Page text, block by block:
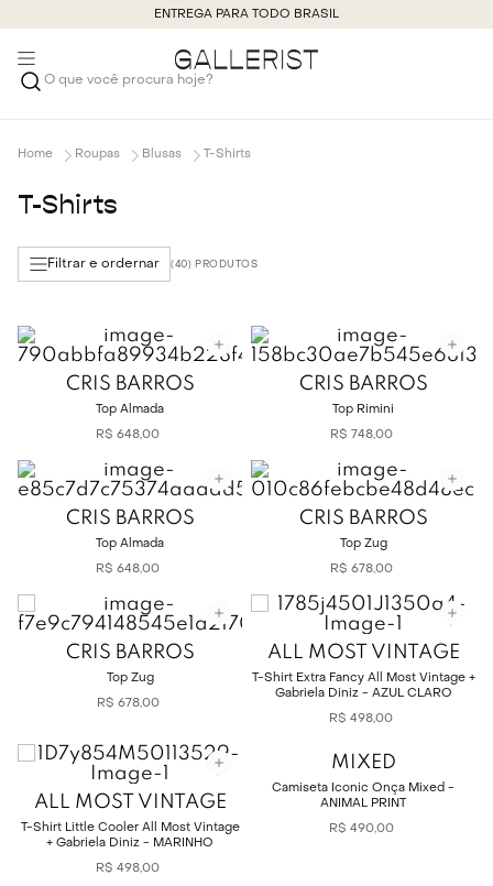
ENTREGA PARA TODO BRASIL
O que você procura hoje?
Roupas Blusas T-Shirts
T-Shirts
Filtrar e ordernar 40
CRIS BARROS
Top Almada
R$ 648,00
CRIS BARROS
Top Rimini
R$ 748,00
CRIS BARROS
Top Almada
R$ 648,00
CRIS BARROS
Top Zug
R$ 678,00
CRIS BARROS
Top Zug
R$ 678,00
ALL MOST VINTAGE
T-Shirt Extra Fancy All Most Vintage +
Gabriela Diniz - AZUL CLARO
R$ 498,00
ALL MOST VINTAGE
T-Shirt Little Cooler All Most Vintage
+ Gabriela Diniz - MARINHO
R$ 498,00
MIXED
Camiseta Iconic Onça Mixed -
ANIMAL PRINT
R$ 490,00